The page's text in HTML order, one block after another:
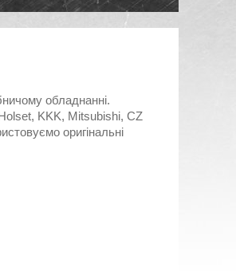
обладнанні.
KKK, Mitsubishi, CZ
оригінальні